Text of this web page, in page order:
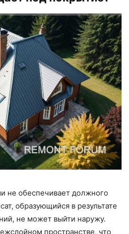
не обеспечивает должного
образующийся в результате
не может выйти наружу.
пространстве, что